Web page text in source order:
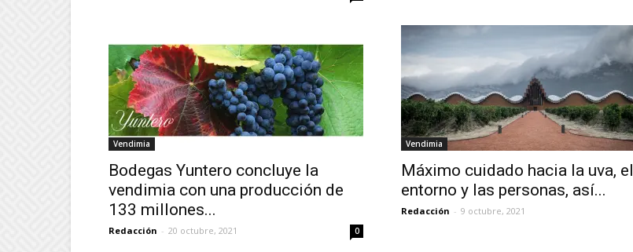
Vendimia
Bodegas Yuntero concluye la
vendimia con una producción de
133 millones...
Redacción - 20 octubre, 2021 0
Vendimia
Máximo cuidado hacia la uva, el
entorno y las personas, así...
Redacción - 9 octubre, 2021